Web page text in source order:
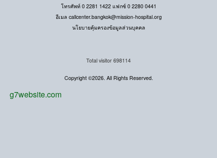
โทรศัพท์ 0 2281 1422 แฟกซ์ 0 2280 0441
อีเมล callcenter.bangkok@mission-hospital.org
นโยบายคุ้มครองข้อมูลส่วนบุคคล
Total visitor 698114
Copyright ©2026. All Rights Reserved.
g7website.com